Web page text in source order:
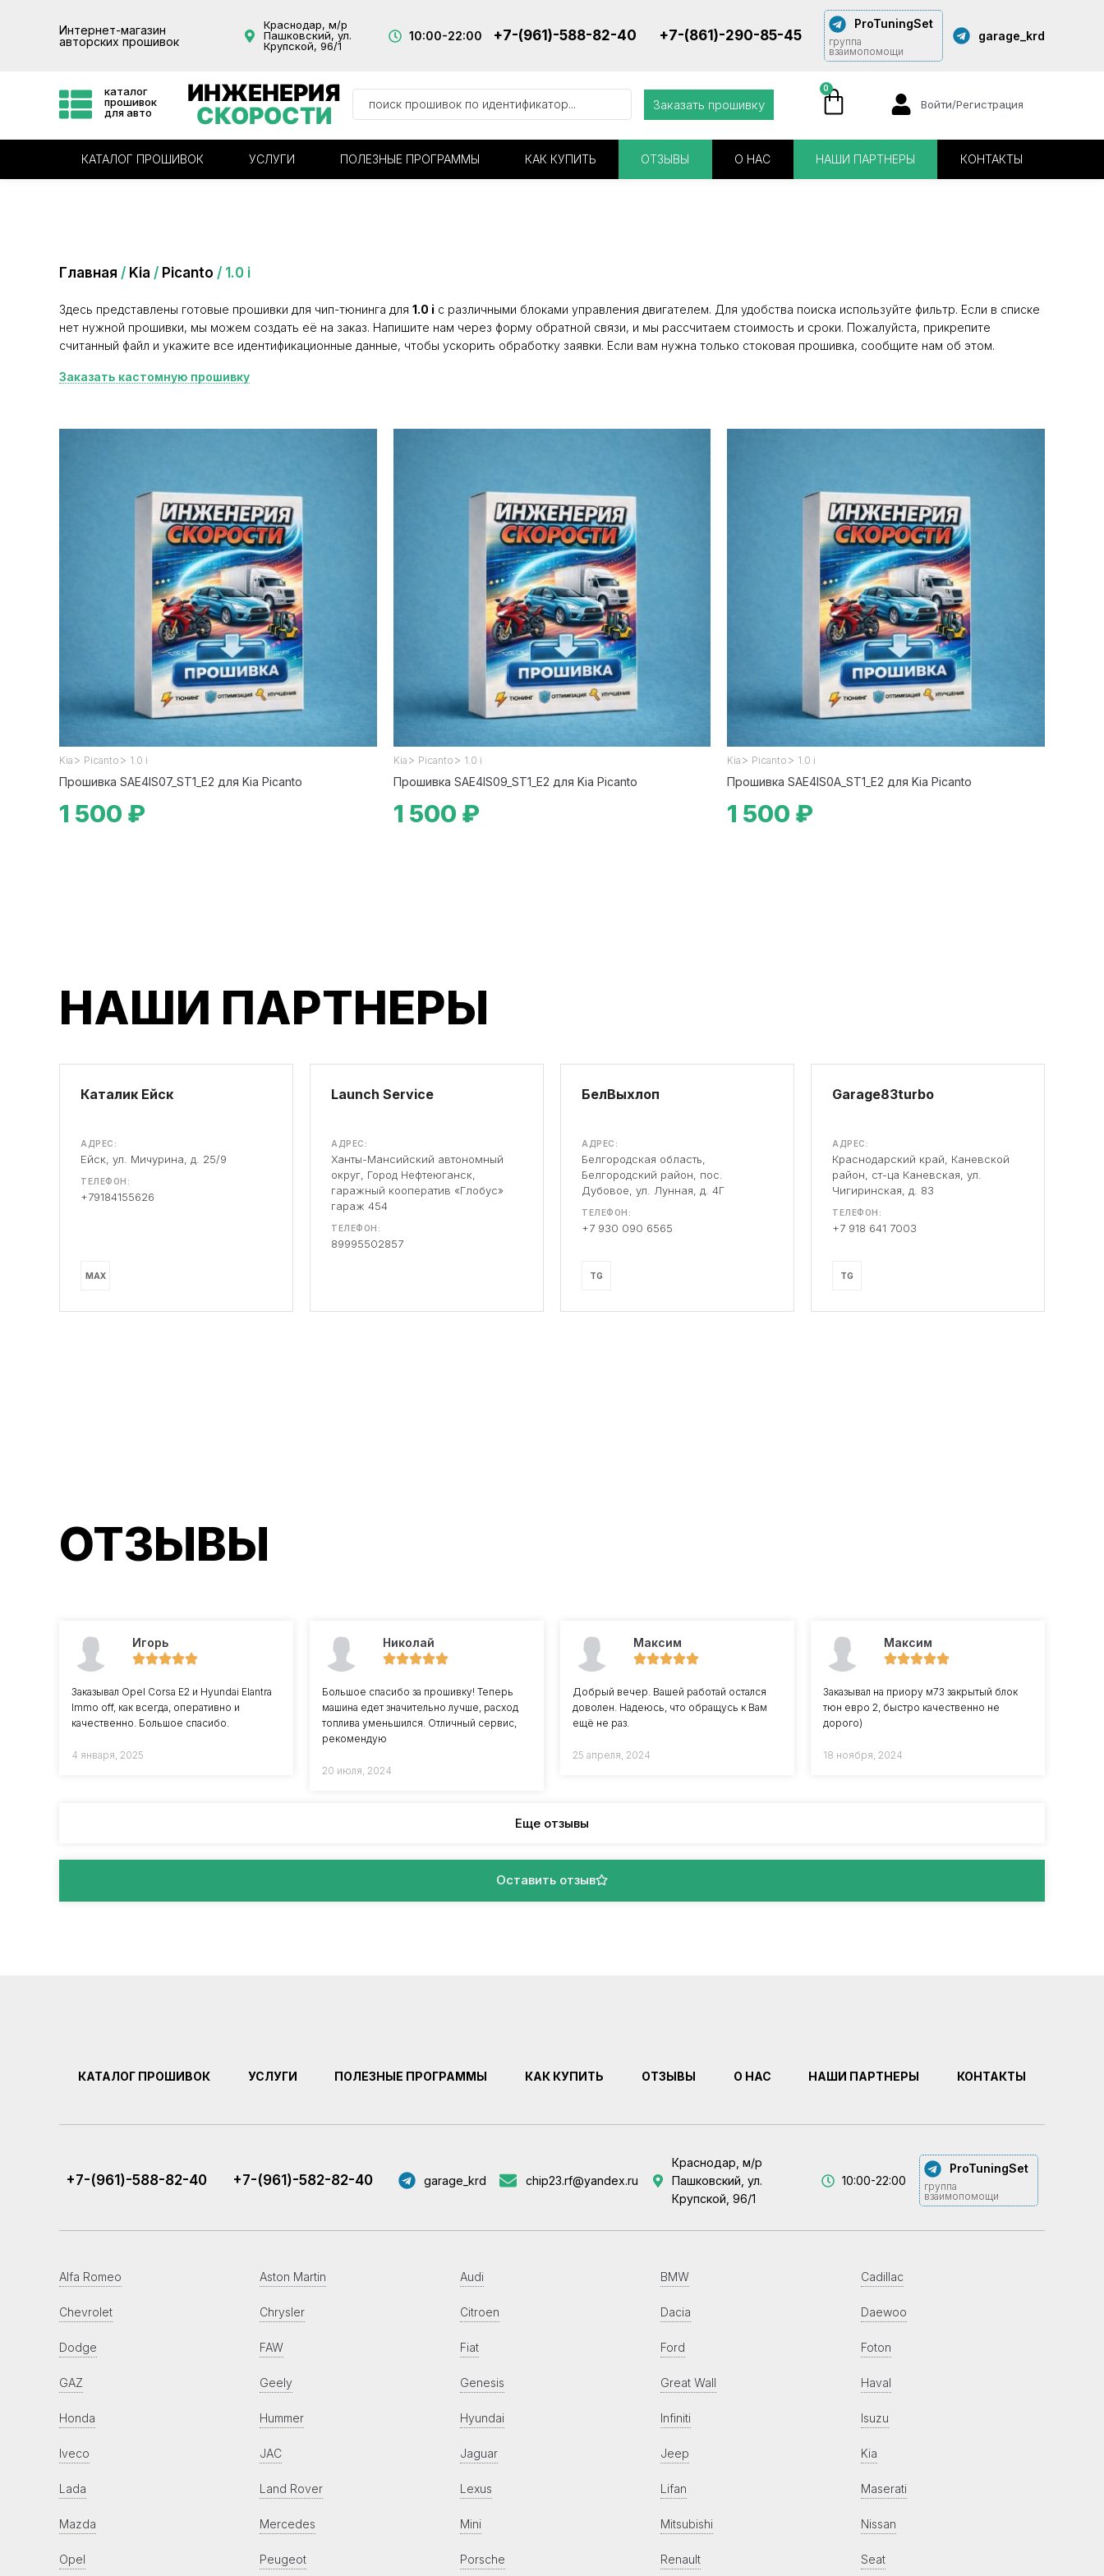
Интернет-магазин
авторских прошивок
Краснодар, м/р
Пашковский, ул.
Крупской, 96/1
10:00-22:00 +7-(961)-588-82-40 +7-(861)-290-85-45
ProTuningSet
группа
взаимопомощи
garage_krd
каталог
прошивок
для авто
ИНЖЕНЕРИЯ
СКОРОСТИ
Заказать прошивку
0
Войти/Регистрация
КАТАЛОГ ПРОШИВОК УСЛУГИ ПОЛЕЗНЫЕ ПРОГРАММЫ КАК КУПИТЬ ОТЗЫВЫ О НАС НАШИ ПАРТНЕРЫ КОНТАКТЫ
Главная / Kia / Picanto / 1.0 i
Здесь представлены готовые прошивки для чип-тюнинга для 1.0 i с различными блоками управления двигателем. Для удобства поиска используйте фильтр. Если в списке
нет нужной прошивки, мы можем создать её на заказ. Напишите нам через форму обратной связи, и мы рассчитаем стоимость и сроки. Пожалуйста, прикрепите
считанный файл и укажите все идентификационные данные, чтобы ускорить обработку заявки. Если вам нужна только стоковая прошивка, сообщите нам об этом.
Заказать кастомную прошивку
Kia > Picanto > 1.0 i
Прошивка SAE4IS07_ST1_E2 для Kia Picanto
1 500 ₽
Kia > Picanto > 1.0 i
Прошивка SAE4IS09_ST1_E2 для Kia Picanto
1 500 ₽
Kia > Picanto > 1.0 i
Прошивка SAE4IS0A_ST1_E2 для Kia Picanto
1 500 ₽
НАШИ ПАРТНЕРЫ
Каталик Ейск
АДРЕС:
Ейск, ул. Мичурина, д. 25/9
ТЕЛЕФОН:
+79184155626
MAX
Launch Service
АДРЕС:
Ханты-Мансийский автономный
округ, Город Нефтеюганск,
гаражный кооператив «Глобус»
гараж 454
ТЕЛЕФОН:
89995502857
БелВыхлоп
АДРЕС:
Белгородская область,
Белгородский район, пос.
Дубовое, ул. Лунная, д. 4Г
ТЕЛЕФОН:
+7 930 090 6565
TG
Garage83turbo
АДРЕС:
Краснодарский край, Каневской
район, ст-ца Каневская, ул.
Чигиринская, д. 83
ТЕЛЕФОН:
+7 918 641 7003
TG
ОТЗЫВЫ
Игорь
Заказывал Opel Corsa E2 и Hyundai Elantra
Immo off, как всегда, оперативно и
качественно. Большое спасибо.
4 января, 2025
Николай
Большое спасибо за прошивку! Теперь
машина едет значительно лучше, расход
топлива уменьшился. Отличный сервис,
рекомендую
20 июля, 2024
Максим
Добрый вечер. Вашей работай остался
доволен. Надеюсь, что обращусь к Вам
ещё не раз.
25 апреля, 2024
Максим
Заказывал на приору м73 закрытый блок
тюн евро 2, быстро качественно не
дорого)
18 ноября, 2024
Еще отзывы
Оставить отзыв
КАТАЛОГ ПРОШИВОК УСЛУГИ ПОЛЕЗНЫЕ ПРОГРАММЫ КАК КУПИТЬ ОТЗЫВЫ О НАС НАШИ ПАРТНЕРЫ КОНТАКТЫ
+7-(961)-588-82-40 +7-(961)-582-82-40 garage_krd chip23.rf@yandex.ru
Краснодар, м/р
Пашковский, ул.
Крупской, 96/1
10:00-22:00
ProTuningSet
группа
взаимопомощи
Alfa Romeo Aston Martin Audi BMW Cadillac
Chevrolet Chrysler Citroen Dacia Daewoo
Dodge FAW Fiat Ford Foton
GAZ Geely Genesis Great Wall Haval
Honda Hummer Hyundai Infiniti Isuzu
Iveco JAC Jaguar Jeep Kia
Lada Land Rover Lexus Lifan Maserati
Mazda Mercedes Mini Mitsubishi Nissan
Opel Peugeot Porsche Renault Seat